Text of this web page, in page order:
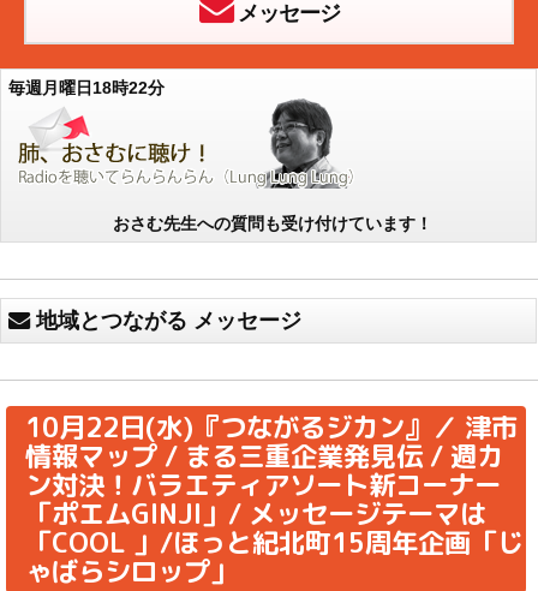
メッセージ
毎週月曜日18時22分
おさむ先生への質問も受け付けています！
地域とつながる メッセージ
10月22日(水)『つながるジカン』／ 津市
情報マップ / まる三重企業発見伝 / 週カ
ン対決！バラエティアソート新コーナー
「ポエムGINJI」/ メッセージテーマは
「COOL 」/ほっと紀北町15周年企画「じ
ゃばらシロップ」